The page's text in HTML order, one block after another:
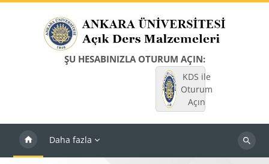
ŞU HESABINIZLA OTURUM AÇIN:
KDS ile
Oturum
Açın
Daha fazla
Dersleri